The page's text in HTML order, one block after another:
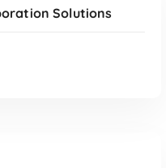
Solutions